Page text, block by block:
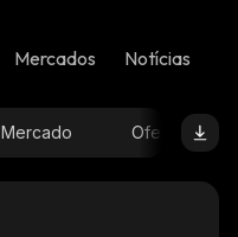
Mercados Notícias
Oferta